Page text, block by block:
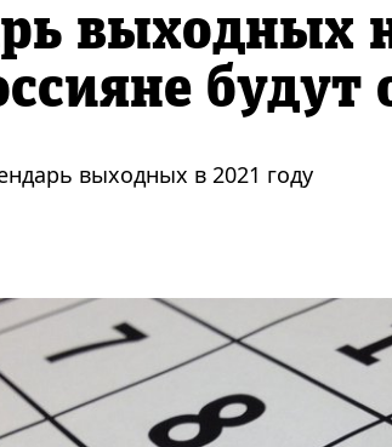
выходных
будут
выходных в 2021 году